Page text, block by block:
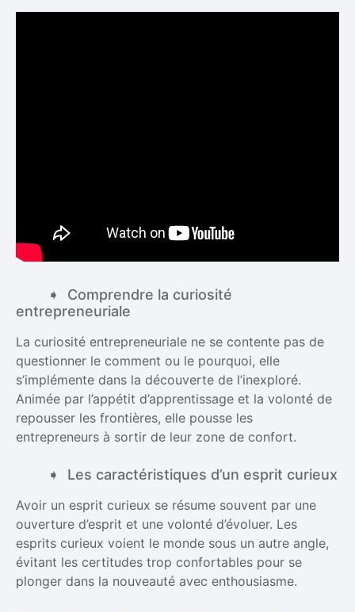
Comprendre la curiosité
entrepreneuriale
La curiosité entrepreneuriale ne se contente pas de
questionner le comment ou le pourquoi, elle
s’implémente dans la découverte de l’inexploré.
Animée par l’appétit d’apprentissage et la volonté de
repousser les frontières, elle pousse les
entrepreneurs à sortir de leur zone de confort.
Les caractéristiques d’un esprit curieux
Avoir un esprit curieux se résume souvent par une
ouverture d’esprit et une volonté d’évoluer. Les
esprits curieux voient le monde sous un autre angle,
évitant les certitudes trop confortables pour se
plonger dans la nouveauté avec enthousiasme.